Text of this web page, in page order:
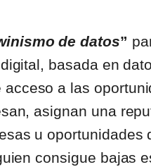
de datos”
basada en
a las
asignan una
u oportunidades
consigue bajas